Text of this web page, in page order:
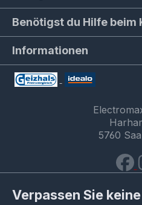
Benötigst du Hilfe beim
Informationen
5760
Verpassen Sie